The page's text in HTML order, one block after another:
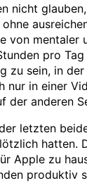
nicht
von mentaler
pro
zu sein, in
nur in einer
der anderen
letzten
hatten.
Apple zu
produktiv